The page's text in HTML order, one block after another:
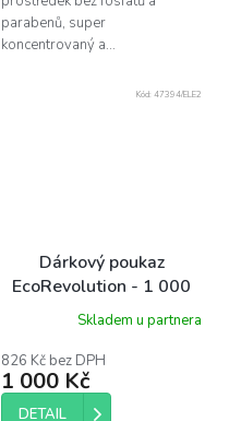
parabenů, super
koncentrovaný a...
Dárkový poukaz
EcoRevolution - 1 000
Kč
Skladem u partnera
826 Kč bez DPH
1 000 Kč
DETAIL
Kód: 47394/ELE2